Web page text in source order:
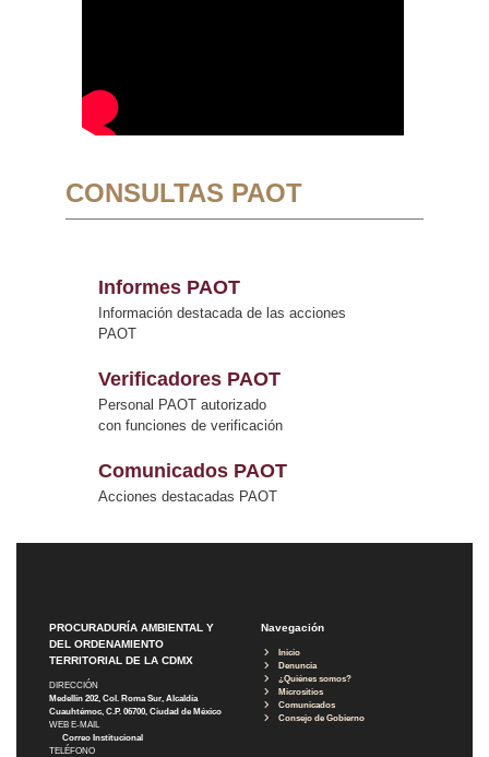
CONSULTAS PAOT
Informes PAOT
Información destacada de las acciones
PAOT
Verificadores PAOT
Personal PAOT autorizado
con funciones de verificación
Comunicados PAOT
Acciones destacadas PAOT
PROCURADURÍA AMBIENTAL Y
DEL ORDENAMIENTO
TERRITORIAL DE LA CDMX
DIRECCIÓN
Medellín 202, Col. Roma Sur, Alcaldía
Cuauhtémoc, C.P. 06700, Ciudad de México
WEB E-MAIL
Correo Institucional
TELÉFONO
Navegación
Inicio
Denuncia
¿Quiénes somos?
Micrositios
Comunicados
Consejo de Gobierno